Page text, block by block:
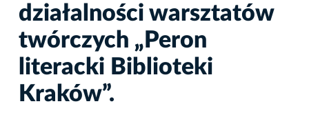
działalności warsztatów
twórczych „Peron
literacki Biblioteki
Kraków”.